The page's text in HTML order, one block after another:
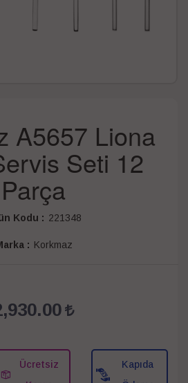
A5657 Liona
Seti 12
Parça
Kodu : 221348
: Korkmaz
Ücretsiz
Kapıda